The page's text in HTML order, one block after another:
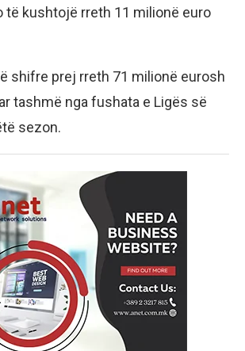
të kushtojë rreth 11 milionë euro
shifre prej rreth 71 milionë eurosh
tashmë nga fushata e Ligës së
sezon.